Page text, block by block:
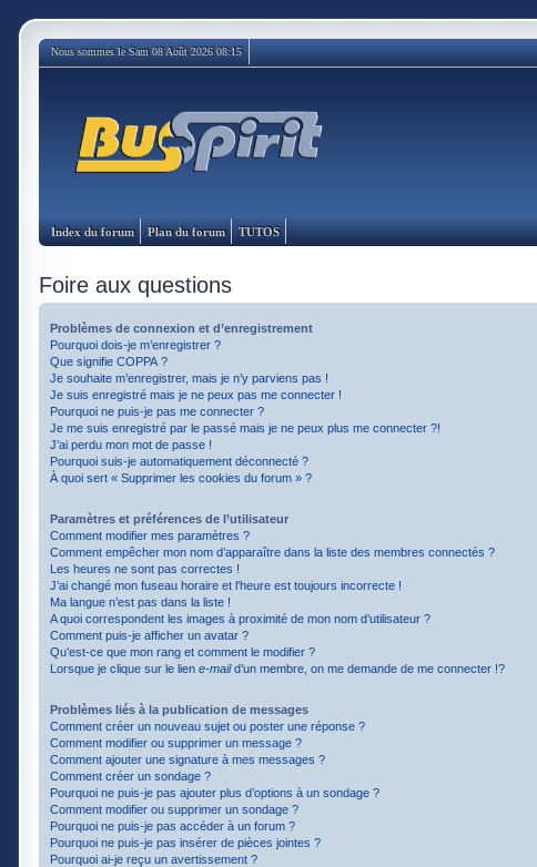
Nous sommes le Sam 08 Août 2026 08:15
Index du forum Plan du forum TUTOS
Foire aux questions
Problèmes de connexion et d’enregistrement
Pourquoi dois-je m’enregistrer ?
Que signifie COPPA ?
Je souhaite m’enregistrer, mais je n’y parviens pas !
Je suis enregistré mais je ne peux pas me connecter !
Pourquoi ne puis-je pas me connecter ?
Je me suis enregistré par le passé mais je ne peux plus me connecter ?!
J’ai perdu mon mot de passe !
Pourquoi suis-je automatiquement déconnecté ?
À quoi sert « Supprimer les cookies du forum » ?
Paramètres et préférences de l’utilisateur
Comment modifier mes paramètres ?
Comment empêcher mon nom d’apparaître dans la liste des membres connectés ?
Les heures ne sont pas correctes !
J’ai changé mon fuseau horaire et l’heure est toujours incorrecte !
Ma langue n’est pas dans la liste !
A quoi correspondent les images à proximité de mon nom d’utilisateur ?
Comment puis-je afficher un avatar ?
Qu’est-ce que mon rang et comment le modifier ?
Lorsque je clique sur le lien e-maild’un membre, on me demande de me connecter !?
Problèmes liés à la publication de messages
Comment créer un nouveau sujet ou poster une réponse ?
Comment modifier ou supprimer un message ?
Comment ajouter une signature à mes messages ?
Comment créer un sondage ?
Pourquoi ne puis-je pas ajouter plus d’options à un sondage ?
Comment modifier ou supprimer un sondage ?
Pourquoi ne puis-je pas accéder à un forum ?
Pourquoi ne puis-je pas insérer de pièces jointes ?
Pourquoi ai-je reçu un avertissement ?